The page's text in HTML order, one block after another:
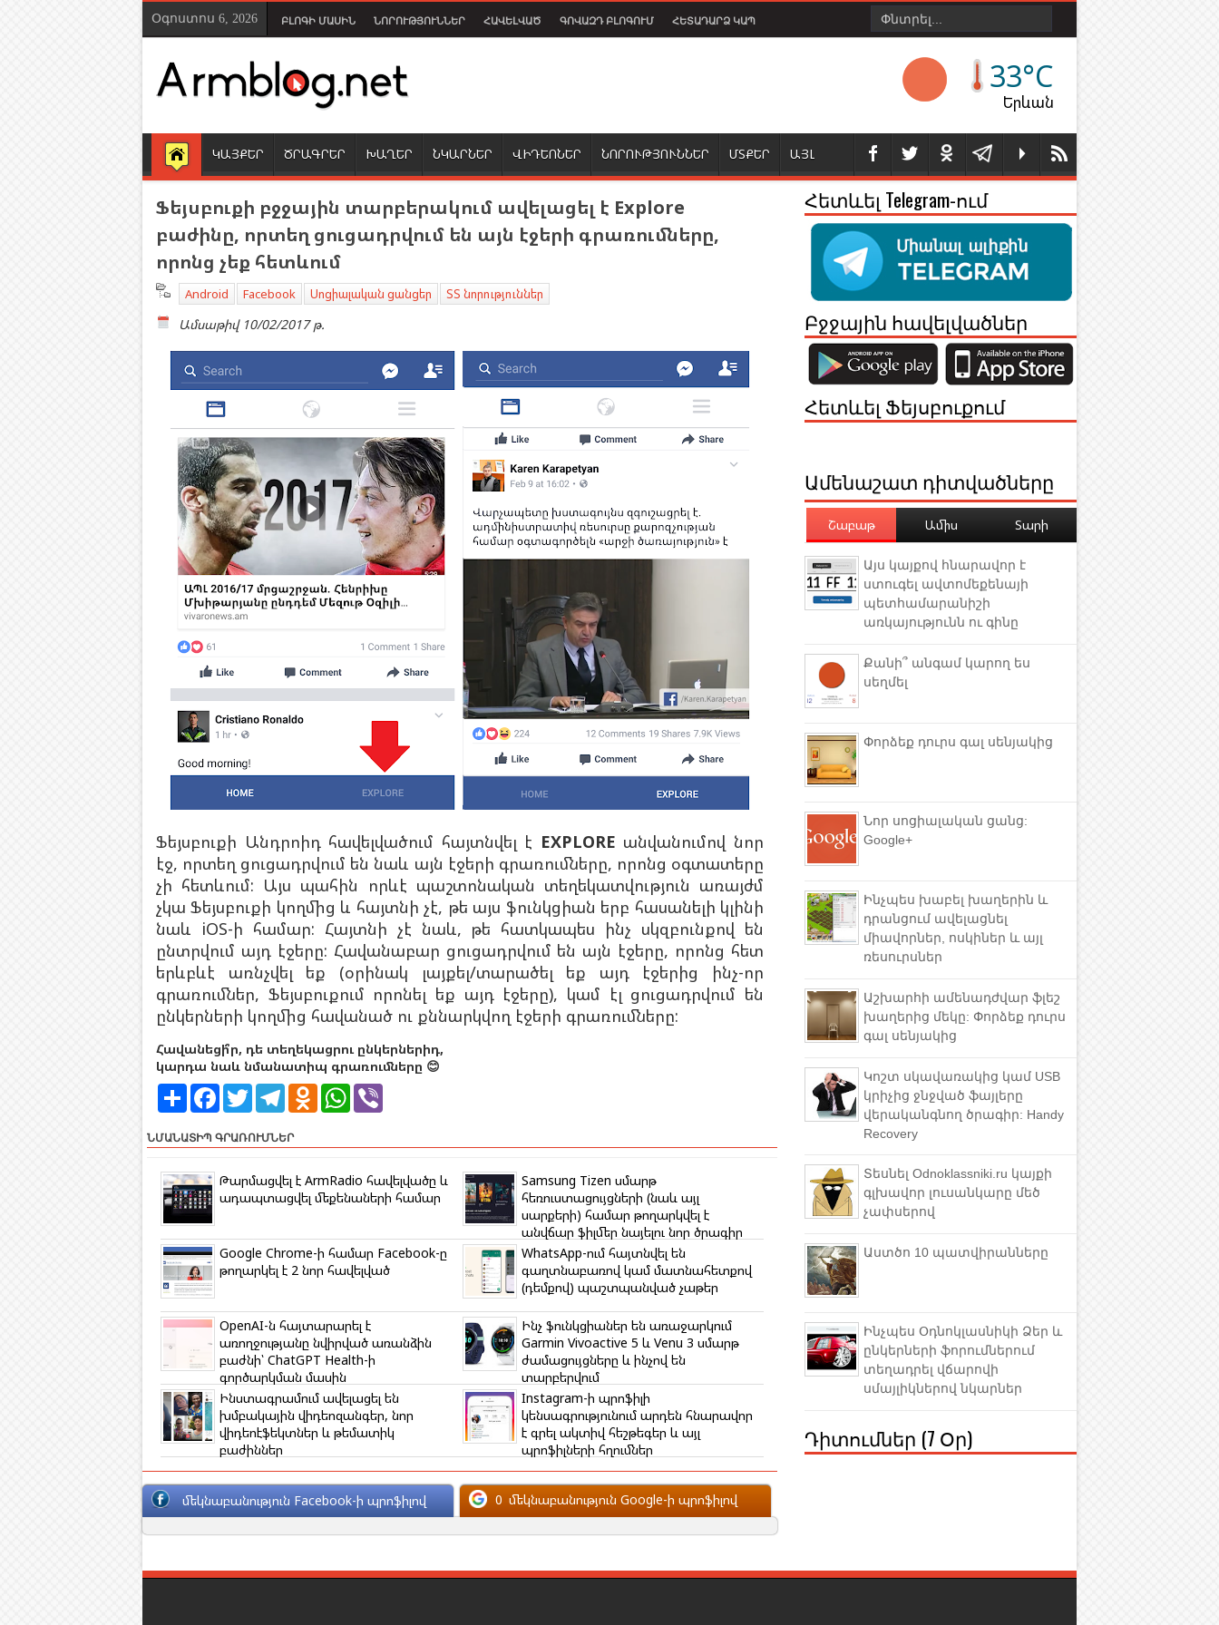
Օգոստոս 6, 2026 ԲԼՈԳԻ ՄԱՍԻՆ ՆՈՐՈՒԹՅՈՒՆՆԵՐ ՀԱՎԵԼՎԱԾ ԳՈՎԱԶԴ ԲԼՈԳՈՒՄ ՀԵՏԱԴԱՐՁ ԿԱՊ
33°C
Երևան
ԿԱՅՔԵՐ ԾՐԱԳՐԵՐ ԽԱՂԵՐ ՆԿԱՐՆԵՐ ՎԻԴԵՈՆԵՐ ՆՈՐՈՒԹՅՈՒՆՆԵՐ ՄՏՔԵՐ ԱՅԼ
Ֆեյսբուքի բջջային տարբերակում ավելացել է Explore
բաժինը, որտեղ ցուցադրվում են այն էջերի գրառումները,
որոնց չեք հետևում
Android Facebook Սոցիալական ցանցեր ՏՏ նորություններ
Ամսաթիվ 10/02/2017 թ.
Ֆեյսբուքի Անդրոիդ հավելվածում հայտնվել է EXPLORE անվանումով նոր
էջ, որտեղ ցուցադրվում են նաև այն էջերի գրառումները, որոնց օգտատերը
չի հետևում: Այս պահին որևէ պաշտոնական տեղեկատվություն առայժմ
չկա Ֆեյսբուքի կողմից և հայտնի չէ, թե այս ֆունկցիան երբ հասանելի կլինի
նաև iOS-ի համար: Հայտնի չէ նաև, թե հատկապես ինչ սկզբունքով են
ընտրվում այդ էջերը: Հավանաբար ցուցադրվում են այն էջերը, որոնց հետ
երևբևէ առնչվել եք (օրինակ լայքել/տարածել եք այդ էջերից ինչ-որ
գրառումներ, Ֆեյսբուքում որոնել եք այդ էջերը), կամ էլ ցուցադրվում են
ընկերների կողմից հավանած ու քննարկվող էջերի գրառումները:
Հավանեցի՞ր, դե տեղեկացրու ընկերներիդ,
կարդա նաև նմանատիպ գրառումները 😊
S
r
e
F
e
b
o
k
T
w
t
t
r
T
e
g
a
m
O
k
a
s
s
i
k
i
W
s
p
p
r
ՆՄԱՆԱՏԻՊ ԳՐԱՌՈՒՄՆԵՐ
Թարմացվել է ArmRadio հավելվածը և
ադապտացվել մեքենաների համար
Samsung Tizen սմարթ
հեռուստացույցների (նաև այլ
սարքերի) համար թողարկվել է
անվճար ֆիլմեր նայելու նոր ծրագիր
Google Chrome-ի համար Facebook-ը
թողարկել է 2 նոր հավելված
WhatsApp-ում հայտնվել են
գաղտնաբառով կամ մատնահետքով
(դեմքով) պաշտպանված չաթեր
OpenAI-ն հայտարարել է
առողջությանը նվիրված առանձին
բաժնի՝ ChatGPT Health-ի
գործարկման մասին
Ինչ ֆունկցիաներ են առաջարկում
Garmin Vivoactive 5 և Venu 3 սմարթ
ժամացույցները և ինչով են
տարբերվում
Ինստագրամում ավելացել են
խմբակային վիդեոզանգեր, նոր
վիդեոէֆեկտներ և թեմատիկ
բաժիններ
Instagram-ի պրոֆիլի
կենսագրությունում արդեն հնարավոր
է գրել ակտիվ հեշթեգեր և այլ
պրոֆիլների հղումներ
մեկնաբանություն Facebook-ի պրոֆիլով 0 մեկնաբանություն Google-ի պրոֆիլով
Հետևել Telegram-ում
Բջջային հավելվածներ
Հետևել Ֆեյսբուքում
Ամենաշատ դիտվածները
Շաբաթ Ամիս Տարի
Այս կայքով հնարավոր է
ստուգել ավտոմեքենայի
պետհամարանիշի
առկայությունն ու գինը
Քանի՞ անգամ կարող ես
սեղմել
Փորձեք դուրս գալ սենյակից
Նոր սոցիալական ցանց:
Google+
Ինչպես խաբել խաղերին և
դրանցում ավելացնել
միավորներ, ոսկիներ և այլ
ռեսուրսներ
Աշխարհի ամենադժվար ֆլեշ
խաղերից մեկը: Փորձեք դուրս
գալ սենյակից
Կոշտ սկավառակից կամ USB
կրիչից ջնջված ֆայլերը
վերականգնող ծրագիր: Handy
Recovery
Տեսնել Odnoklassniki.ru կայքի
գլխավոր լուսանկարը մեծ
չափսերով
Աստծո 10 պատվիրանները
Ինչպես Օդնոկլասնիկի Ձեր և
ընկերների ֆորումներում
տեղադրել վճարովի
սմայլիկներով նկարներ
Դիտումներ (7 Օր)